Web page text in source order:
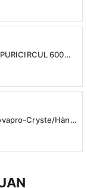
600
Quốc
Cryste/Hàn